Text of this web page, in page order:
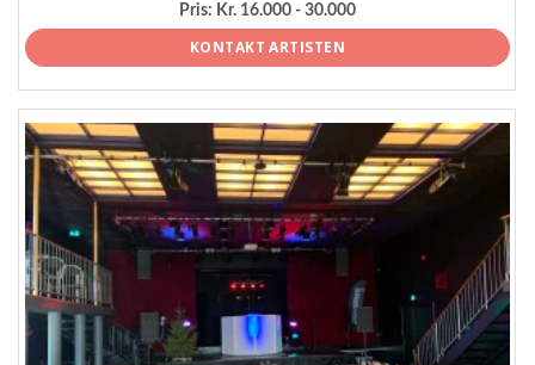
Pris: Kr. 16.000 - 30.000
KONTAKT ARTISTEN